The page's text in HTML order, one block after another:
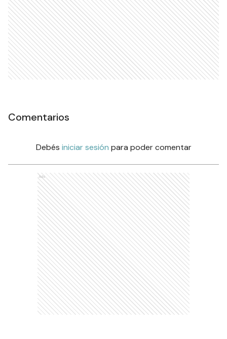
Comentarios
Debés iniciar sesión para poder comentar
Ads